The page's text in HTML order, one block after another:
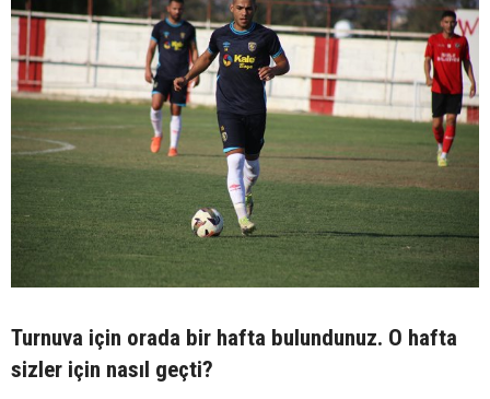
Turnuva için orada bir hafta bulundunuz. O hafta
sizler için nasıl geçti?